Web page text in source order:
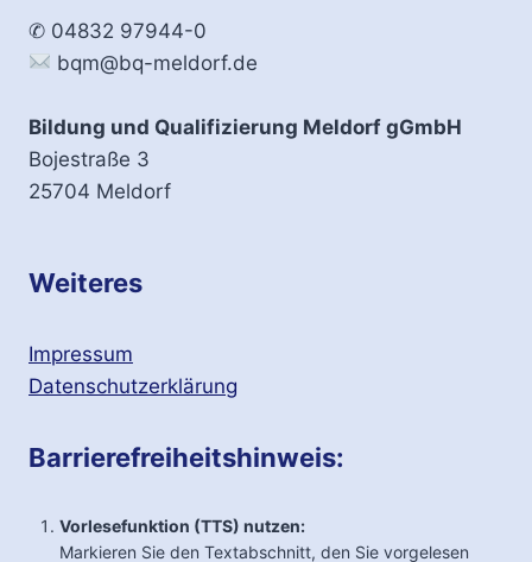
✆ 04832 97944-0
bqm@bq-meldorf.de
Bildung und Qualifizierung Meldorf gGmbH
Bojestraße 3
25704 Meldorf
Weiteres
Impressum
Datenschutzerklärung
Barrierefreiheitshinweis:
Vorlesefunktion (TTS) nutzen:
Markieren Sie den Textabschnitt, den Sie vorgelesen